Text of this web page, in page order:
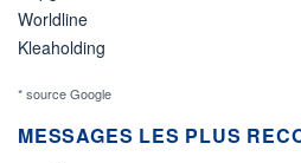
Worldline
Kleaholding
* source Google
MESSAGES LES PLUS